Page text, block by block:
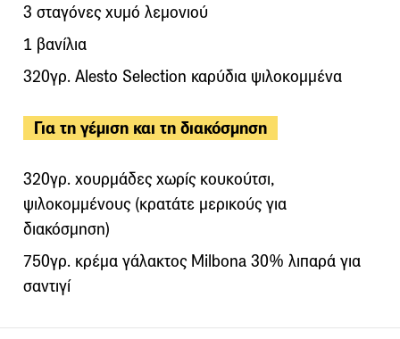
3 σταγόνες χυμό λεμονιού
1 βανίλια
320γρ. Alesto Selection καρύδια ψιλοκομμένα
Για τη γέμιση και τη διακόσμηση
320γρ. χουρμάδες χωρίς κουκούτσι,
ψιλοκομμένους (κρατάτε μερικούς για
διακόσμηση)
750γρ. κρέμα γάλακτος Milbona 30% λιπαρά για
σαντιγί